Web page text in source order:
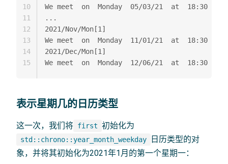
We meet  on  Monday  05/03/21  at  18:30
...
2021/Nov/Mon[1]
We meet  on  Monday  11/01/21  at  18:30
2021/Dec/Mon[1]
10
11
12
13
14
15
表示星期几的日历类型
这一次，我们将 first 初始化为
std::chrono::year_month_weekday
日历类型的对
象，并将其初始化为2021年1月的第一个星期一：